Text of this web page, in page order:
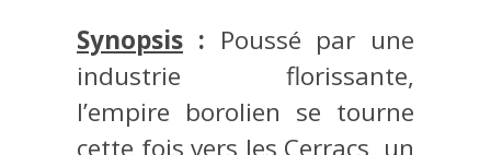
Synopsis : Poussé par une
industrie florissante,
l’empire borolien se tourne
cette fois vers les Cerracs, un